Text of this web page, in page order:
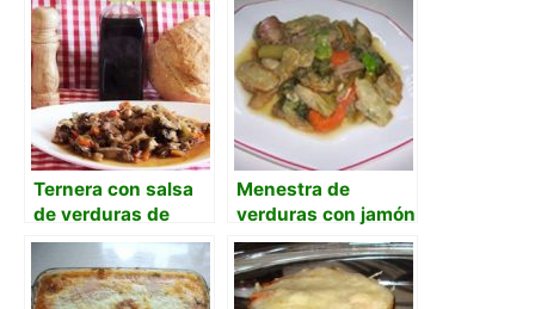
Ternera con salsa
de verduras de
temporada
Menestra de
verduras con jamón